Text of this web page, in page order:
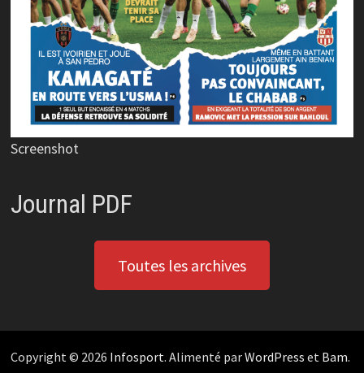
Screenshot
Journal PDF
Toutes les archives
Copyright © 2026 Infosport. Alimenté parWordPress et Bam.